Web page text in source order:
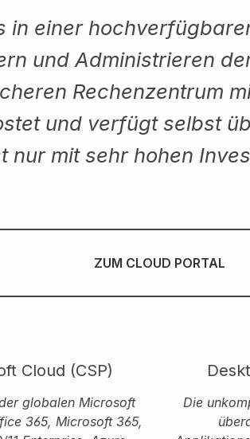
in einer
und Administrieren
Rechenzentrum
und verfügt selbst
mit sehr hohen
ZUM CLOUD PORTAL
Cloud (CSP)
globalen Microsoft
365, Microsoft 365,
Die